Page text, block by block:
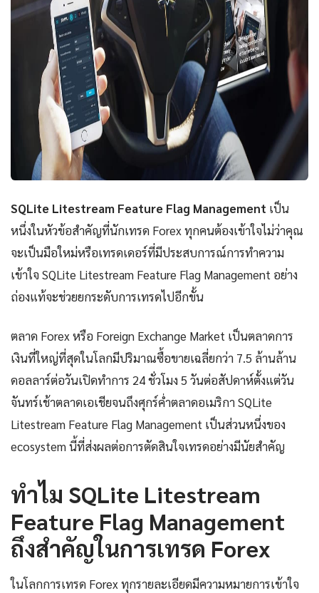
SQLite Litestream Feature Flag Management เป็น
หนึ่งในหัวข้อสำคัญที่นักเทรด Forex ทุกคนต้องเข้าใจไม่ว่าคุณ
จะเป็นมือใหม่หรือเทรดเดอร์ที่มีประสบการณ์การทำความ
เข้าใจ SQLite Litestream Feature Flag Management อย่าง
ถ่องแท้จะช่วยยกระดับการเทรดไปอีกขั้น
ตลาด Forex หรือ Foreign Exchange Market เป็นตลาดการ
เงินที่ใหญ่ที่สุดในโลกมีปริมาณซื้อขายเฉลี่ยกว่า 7.5 ล้านล้าน
ดอลลาร์ต่อวันเปิดทำการ 24 ชั่วโมง 5 วันต่อสัปดาห์ตั้งแต่วัน
จันทร์เช้าตลาดเอเชียจนถึงศุกร์ค่ำตลาดอเมริกา SQLite
Litestream Feature Flag Management เป็นส่วนหนึ่งของ
ecosystem นี้ที่ส่งผลต่อการตัดสินใจเทรดอย่างมีนัยสำคัญ
ทำไม SQLite Litestream
Feature Flag Management
ถึงสำคัญในการเทรด Forex
ในโลกการเทรด Forex ทุกรายละเอียดมีความหมายการเข้าใจ